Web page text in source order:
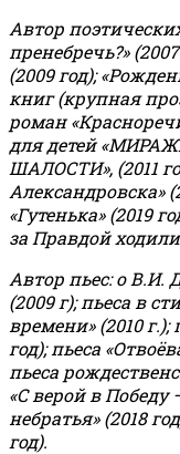
Автор
пренебречь?»
(2009 год);
книг (крупная
роман
для детей
ШАЛОСТИ», (2011
Александровска»
«Гутенька» (2019
за Правдой
Автор пьес: о В.И.
(2009 г); пьеса в
времени» (2010
год); пьеса
пьеса
«С верой в Победу
небратья» (2018
год).